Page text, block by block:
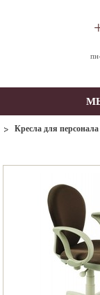
Кресла для персонала